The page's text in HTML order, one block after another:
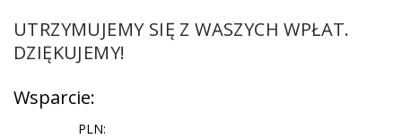
UTRZYMUJEMY SIĘ Z WASZYCH WPŁAT.
DZIĘKUJEMY!
Wsparcie:
PLN: